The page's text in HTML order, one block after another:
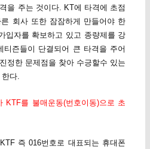
을 주는 것이다. KT에 타격에 초점
회사 또한 잠잠하게 만들어야 한
입자를 확보하고 있고 종량제를 강
티즌들이 단결되어 큰 타격을 주어
정한 문제점을 찾아 수긍할수 있는
다.
KTF를 불매운동(번호이동)으로 초
즉 016번호로 대표되는 휴대폰